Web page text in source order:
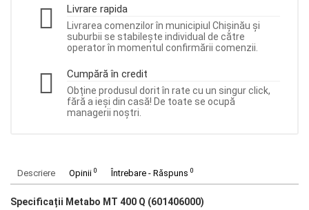
Livrare rapida
Livrarea comenzilor în municipiul Chișinău și
suburbii se stabilește individual de către
operator în momentul confirmării comenzii.
Cumpără în credit
Obține produsul dorit în rate cu un singur click,
fără a ieși din casă! De toate se ocupă
managerii noștri.
Descriere Opinii 0 Întrebare - Răspuns 0
Specificații Metabo MT 400 Q (601406000)